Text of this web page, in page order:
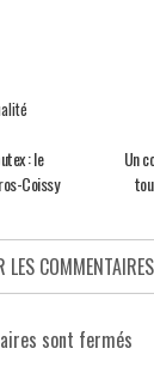
: le
Coissy
Un
LES COMMENTAIRES
sont fermés